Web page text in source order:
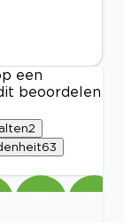
een
beoordelen
2
63